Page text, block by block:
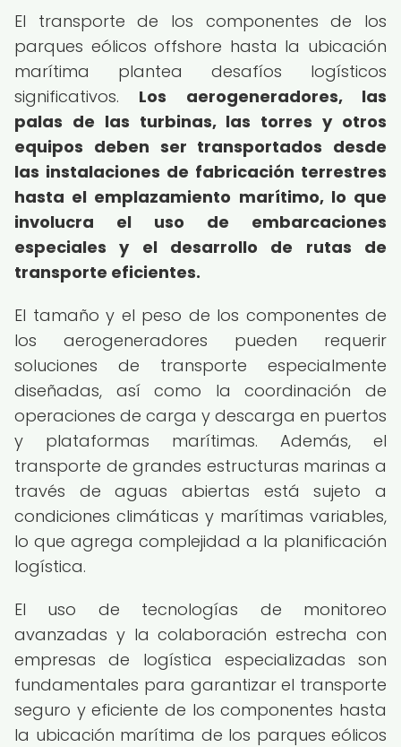
El transporte de los componentes de los
parques eólicos offshore hasta la ubicación
marítima plantea desafíos logísticos
significativos. Los aerogeneradores, las
palas de las turbinas, las torres y otros
equipos deben ser transportados desde
las instalaciones de fabricación terrestres
hasta el emplazamiento marítimo, lo que
involucra el uso de embarcaciones
especiales y el desarrollo de rutas de
transporte eficientes.
El tamaño y el peso de los componentes de
los aerogeneradores pueden requerir
soluciones de transporte especialmente
diseñadas, así como la coordinación de
operaciones de carga y descarga en puertos
y plataformas marítimas. Además, el
transporte de grandes estructuras marinas a
través de aguas abiertas está sujeto a
condiciones climáticas y marítimas variables,
lo que agrega complejidad a la planificación
logística.
El uso de tecnologías de monitoreo
avanzadas y la colaboración estrecha con
empresas de logística especializadas son
fundamentales para garantizar el transporte
seguro y eficiente de los componentes hasta
la ubicación marítima de los parques eólicos